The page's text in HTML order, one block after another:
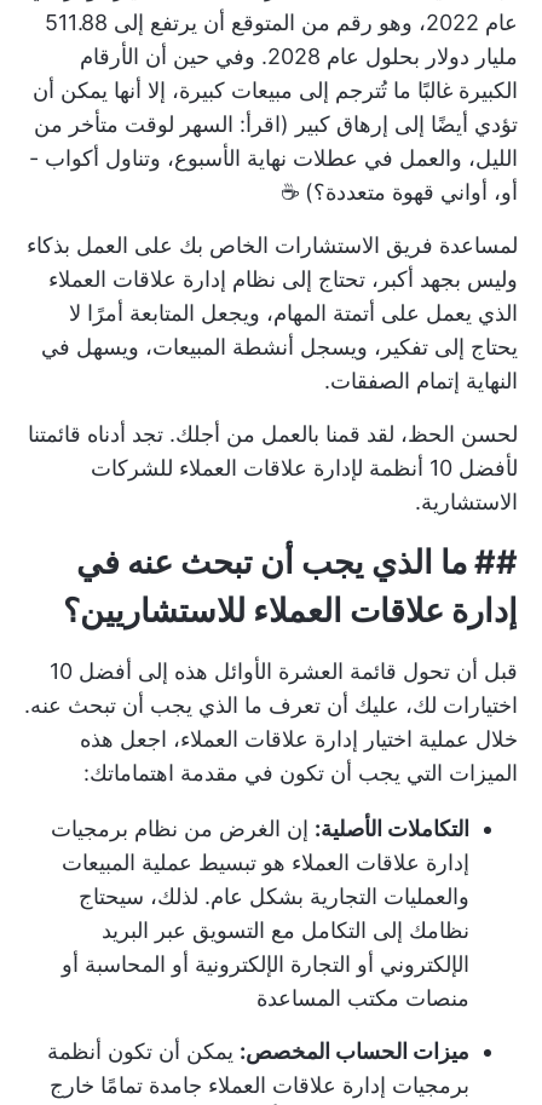
عام 2022، وهو رقم من المتوقع أن يرتفع إلى 511.88
مليار دولار بحلول عام 2028. وفي حين أن الأرقام
الكبيرة غالبًا ما تُترجم إلى مبيعات كبيرة، إلا أنها يمكن أن
تؤدي أيضًا إلى إرهاق كبير (اقرأ: السهر لوقت متأخر من
الليل، والعمل في عطلات نهاية الأسبوع، وتناول أكواب -
أو، أواني قهوة متعددة؟) ☕
لمساعدة فريق الاستشارات الخاص بك على العمل بذكاء
وليس بجهد أكبر، تحتاج إلى نظام إدارة علاقات العملاء
الذي يعمل على أتمتة المهام، ويجعل المتابعة أمرًا لا
يحتاج إلى تفكير، ويسجل أنشطة المبيعات، ويسهل في
النهاية إتمام الصفقات.
لحسن الحظ، لقد قمنا بالعمل من أجلك. تجد أدناه قائمتنا
لأفضل 10 أنظمة لإدارة علاقات العملاء للشركات
الاستشارية.
## ما الذي يجب أن تبحث عنه في
إدارة علاقات العملاء للاستشاريين؟
قبل أن تحول قائمة العشرة الأوائل هذه إلى أفضل 10
اختيارات لك، عليك أن تعرف ما الذي يجب أن تبحث عنه.
خلال عملية اختيار إدارة علاقات العملاء، اجعل هذه
الميزات التي يجب أن تكون في مقدمة اهتماماتك:
التكاملات الأصلية: إن الغرض من نظام برمجيات
إدارة علاقات العملاء هو تبسيط عملية المبيعات
والعمليات التجارية بشكل عام. لذلك، سيحتاج
نظامك إلى التكامل مع التسويق عبر البريد
الإلكتروني أو التجارة الإلكترونية أو المحاسبة أو
منصات مكتب المساعدة
ميزات الحساب المخصص: يمكن أن تكون أنظمة
برمجيات إدارة علاقات العملاء جامدة تمامًا خارج